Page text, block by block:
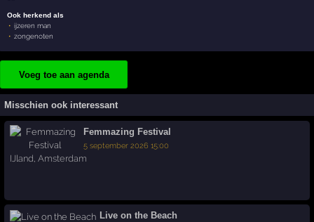
Ook herkend als
ijzeren man
zongenoten
Voeg toe aan agenda
Misschien ook interessant
Femmazing Festival
5 september 2026 15:00
IJland,Amsterdam
Live on the Beach